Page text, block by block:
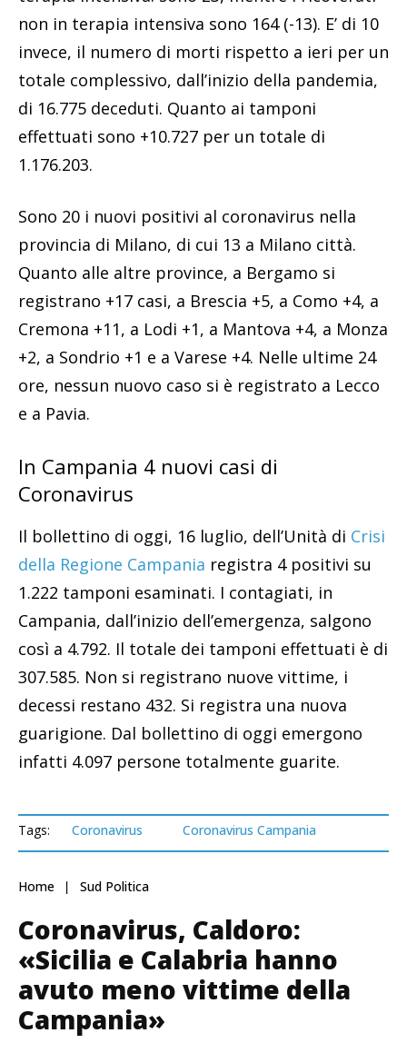
non in terapia intensiva sono 164 (-13). E’ di 10
invece, il numero di morti rispetto a ieri per un
totale complessivo, dall’inizio della pandemia,
di 16.775 deceduti. Quanto ai tamponi
effettuati sono +10.727 per un totale di
1.176.203.
Sono 20 i nuovi positivi al coronavirus nella
provincia di Milano, di cui 13 a Milano città.
Quanto alle altre province, a Bergamo si
registrano +17 casi, a Brescia +5, a Como +4, a
Cremona +11, a Lodi +1, a Mantova +4, a Monza
+2, a Sondrio +1 e a Varese +4. Nelle ultime 24
ore, nessun nuovo caso si è registrato a Lecco
e a Pavia.
In Campania 4 nuovi casi di
Coronavirus
Il bollettino di oggi, 16 luglio, dell’Unità di Crisi
della Regione Campania registra 4 positivi su
1.222 tamponi esaminati. I contagiati, in
Campania, dall’inizio dell’emergenza, salgono
così a 4.792. Il totale dei tamponi effettuati è di
307.585. Non si registrano nuove vittime, i
decessi restano 432. Si registra una nuova
guarigione. Dal bollettino di oggi emergono
infatti 4.097 persone totalmente guarite.
Tags: Coronavirus Coronavirus Campania
Home Sud Politica
Coronavirus, Caldoro:
«Sicilia e Calabria hanno
avuto meno vittime della
Campania»